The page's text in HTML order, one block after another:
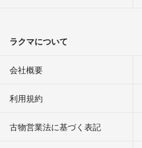
ラクマについて
会社概要
利用規約
古物営業法に基づく表記